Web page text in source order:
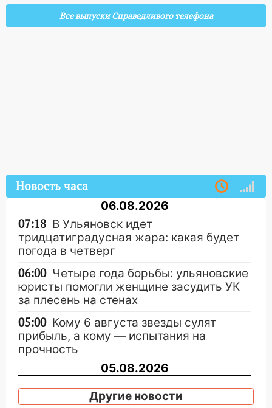
Все выпуски Справедливого телефона
Новость часа
06.08.2026
07:18 В Ульяновск идет
тридцатиградусная жара: какая будет
погода в четверг
06:00 Четыре года борьбы: ульяновские
юристы помогли женщине засудить УК
за плесень на стенах
05:00 Кому 6 августа звезды сулят
прибыль, а кому — испытания на
прочность
05.08.2026
22:58 Соцсети: на проспекте Тюленева
ДТП с мотоциклистом
Другие новости